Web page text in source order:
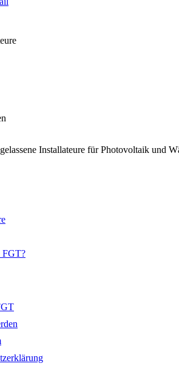
Installateure für Photovoltaik und
FGT?